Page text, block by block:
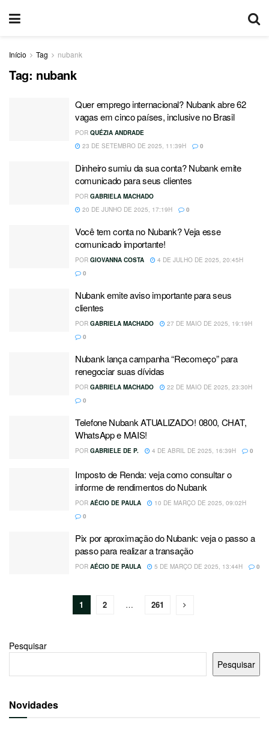
Início Tag nubank
Tag: nubank
Quer emprego internacional? Nubank abre 62
vagas em cinco países, inclusive no Brasil
POR QUÉZIA ANDRADE
23 DE SETEMBRO DE 2025, 11:39H
0
Dinheiro sumiu da sua conta? Nubank emite
comunicado para seus clientes
POR GABRIELA MACHADO
20 DE JUNHO DE 2025, 17:19H
0
Você tem conta no Nubank? Veja esse
comunicado importante!
POR GIOVANNA COSTA
4 DE JULHO DE 2025, 20:45H
0
Nubank emite aviso importante para seus
clientes
POR GABRIELA MACHADO
27 DE MAIO DE 2025, 19:19H
0
Nubank lança campanha “Recomeço” para
renegociar suas dívidas
POR GABRIELA MACHADO
22 DE MAIO DE 2025, 23:30H
0
Telefone Nubank ATUALIZADO! 0800, CHAT,
WhatsApp e MAIS!
POR GABRIELE DE P. 4 DE ABRIL DE 2025, 16:39H 0
Imposto de Renda: veja como consultar o
informe de rendimentos do Nubank
POR AÉCIO DE PAULA
10 DE MARÇO DE 2025, 09:02H
0
Pix por aproximação do Nubank: veja o passo a
passo para realizar a transação
POR AÉCIO DE PAULA 5 DE MARÇO DE 2025, 13:44H 0
1 2 … 261
Pesquisar
Pesquisar
Novidades